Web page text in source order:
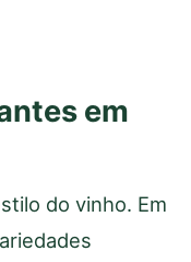
em
do vinho. Em